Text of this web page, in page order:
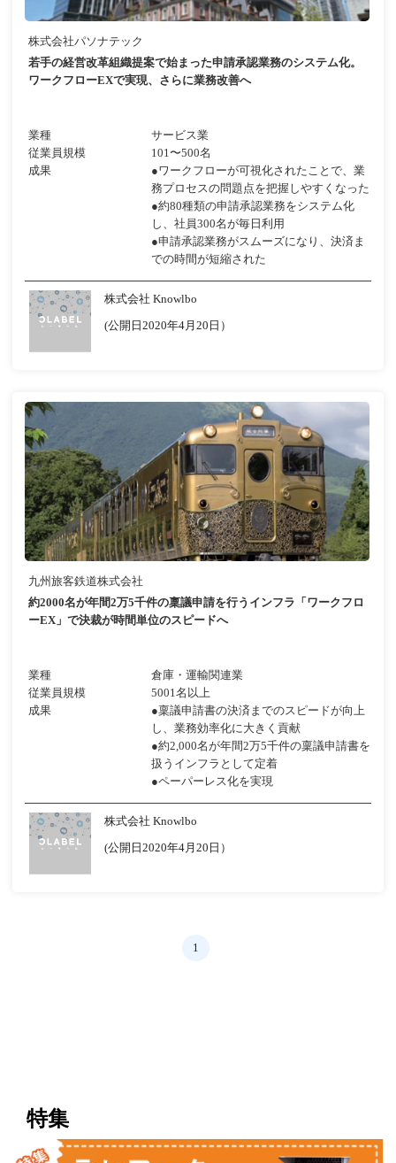
株式会社パソナテック
若手の経営改革組織提案で始まった申請承認業務のシステム化。
ワークフローEXで実現、さらに業務改善へ
業種
サービス業
従業員規模
101〜500名
成果
●ワークフローが可視化されたことで、業
務プロセスの問題点を把握しやすくなった
●約80種類の申請承認業務をシステム化
し、社員300名が毎日利用
●申請承認業務がスムーズになり、決済ま
での時間が短縮された
株式会社 Knowlbo
(公開日2020年4月20日）
九州旅客鉄道株式会社
約2000名が年間2万5千件の稟議申請を行うインフラ「ワークフロ
ーEX」で決裁が時間単位のスピードへ
業種
倉庫・運輸関連業
従業員規模
5001名以上
成果
●稟議申請書の決済までのスピードが向上
し、業務効率化に大きく貢献
●約2,000名が年間2万5千件の稟議申請書を
扱うインフラとして定着
●ペーパーレス化を実現
株式会社 Knowlbo
(公開日2020年4月20日）
1
特集